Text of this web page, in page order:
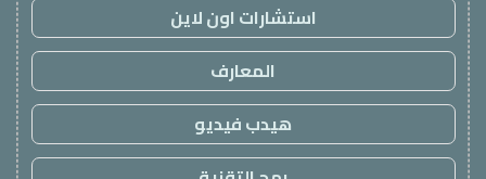
استشارات اون لاين
المعارف
هيدب فيديو